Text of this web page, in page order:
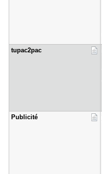
tupac2pac
Publicité